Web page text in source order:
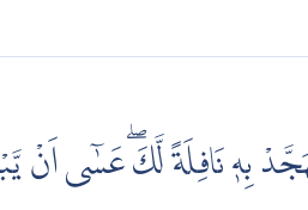
بِهٖ نَافِلَةً لَّكَۖ عَسٰٓى اَنْ